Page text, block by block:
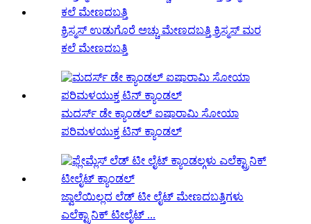
ಕ್ರಿಸ್ಮಸ್ ಉಡುಗೊರೆ ಅಚ್ಚು ಮೇಣದಬತ್ತಿ ಕ್ರಿಸ್ಮಸ್ ಮರ
ಕಲೆ ಮೇಣದಬತ್ತಿ
ಮದರ್ಸ್ ಡೇ ಕ್ಯಾಂಡಲ್ ಐಷಾರಾಮಿ ಸೋಯಾ
ಪರಿಮಳಯುಕ್ತ ಟಿನ್ ಕ್ಯಾಂಡಲ್
ಜ್ವಾಲೆಯಿಲ್ಲದ ಲೆಡ್ ಟೀ ಲೈಟ್ ಮೇಣದಬತ್ತಿಗಳು
ಎಲೆಕ್ಟ್ರಾನಿಕ್ ಟೀಲೈಟ್ ...